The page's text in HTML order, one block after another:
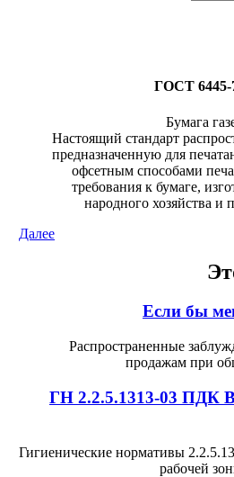
ГОСТ 6445-
Бумага
Настоящий стандарт
предназначенную для
офсетным способами
требования к бумаге,
народного хозяйства и
Далее
Если бы
Распространенные
продажам при
ГН 2.2.5.1313-03 ПДК
Гигиенические нормативы
рабочей